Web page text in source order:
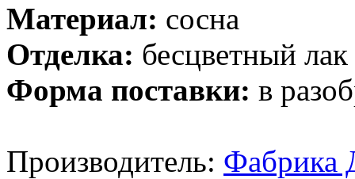
Материал: сосна
Отделка: бесцветный лак
Форма поставки: в
Производитель: Фабрика